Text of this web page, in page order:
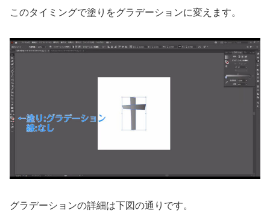
このタイミングで塗りをグラデーションに変えます。
グラデーションの詳細は下図の通りです。